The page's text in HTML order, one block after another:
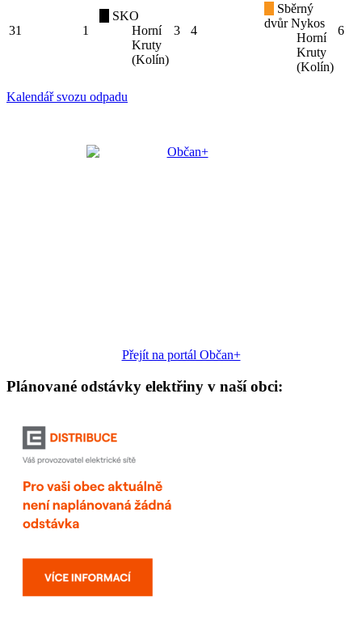
31 1
SKO
Horní
Kruty
(Kolín)
3 4
Sběrný
dvůr Nykos
Horní
Kruty
(Kolín)
6
Kalendář svozu odpadu
Přejít na portál Občan+
Plánované odstávky elektřiny v naší obci: